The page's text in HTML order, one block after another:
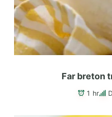
Far breton
1 hr